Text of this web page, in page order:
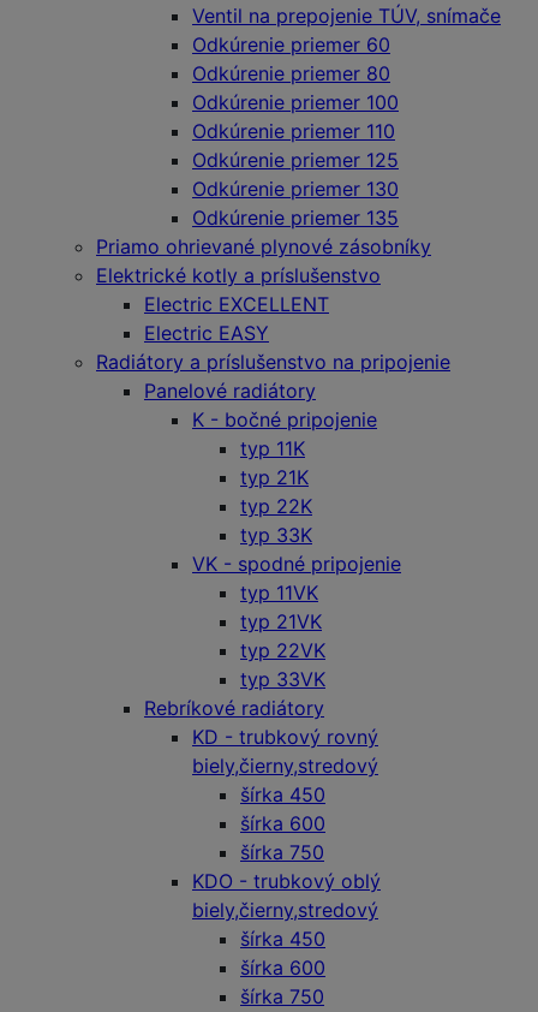
Ventil na prepojenie TÚV, snímače
Odkúrenie priemer 60
Odkúrenie priemer 80
Odkúrenie priemer 100
Odkúrenie priemer 110
Odkúrenie priemer 125
Odkúrenie priemer 130
Odkúrenie priemer 135
Priamo ohrievané plynové zásobníky
Elektrické kotly a príslušenstvo
Electric EXCELLENT
Electric EASY
Radiátory a príslušenstvo na pripojenie
Panelové radiátory
K - bočné pripojenie
typ 11K
typ 21K
typ 22K
typ 33K
VK - spodné pripojenie
typ 11VK
typ 21VK
typ 22VK
typ 33VK
Rebríkové radiátory
KD - trubkový rovný
biely,čierny,stredový
šírka 450
šírka 600
šírka 750
KDO - trubkový oblý
biely,čierny,stredový
šírka 450
šírka 600
šírka 750